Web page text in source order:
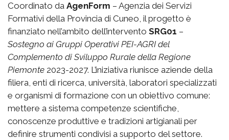
Coordinato da AgenForm – Agenzia dei Servizi
Formativi della Provincia di Cuneo, il progetto è
finanziato nell’ambito dell’intervento SRG01 –
Sostegno ai Gruppi Operativi PEI-AGRI del
Complemento di Sviluppo Rurale della Regione
Piemonte 2023-2027. L’iniziativa riunisce aziende della
filiera, enti di ricerca, università, laboratori specializzati
e organismi di formazione con un obiettivo comune:
mettere a sistema competenze scientifiche,
conoscenze produttive e tradizioni artigianali per
definire strumenti condivisi a supporto del settore.